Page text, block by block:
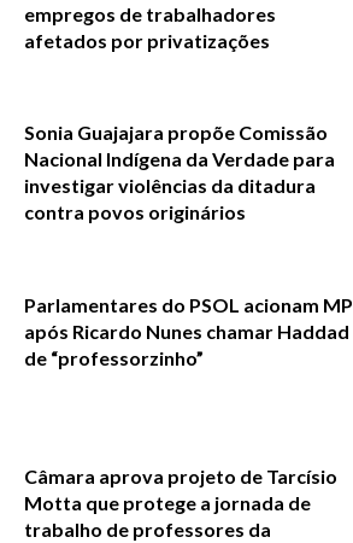
empregos de trabalhadores
afetados por privatizações
Sonia Guajajara propõe Comissão
Nacional Indígena da Verdade para
investigar violências da ditadura
contra povos originários
Parlamentares do PSOL acionam MP
após Ricardo Nunes chamar Haddad
de “professorzinho”
Câmara aprova projeto de Tarcísio
Motta que protege a jornada de
trabalho de professores da